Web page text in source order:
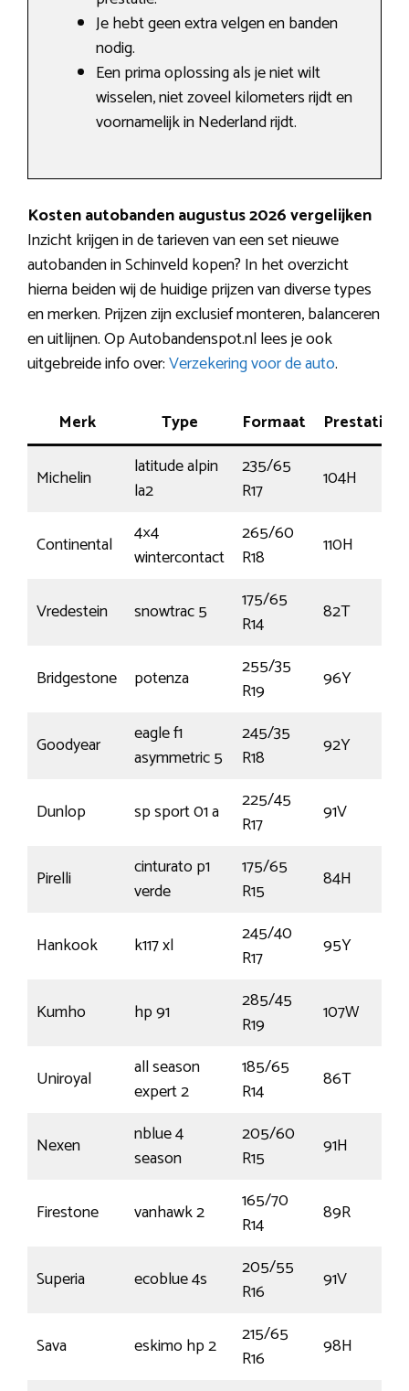
Je hebt geen extra velgen en banden
nodig.
Een prima oplossing als je niet wilt
wisselen, niet zoveel kilometers rijdt en
voornamelijk in Nederland rijdt.
Kosten autobanden augustus 2026 vergelijken
Inzicht krijgen in de tarieven van een set nieuwe
autobanden in Schinveld kopen? In het overzicht
hierna beiden wij de huidige prijzen van diverse types
en merken. Prijzen zijn exclusief monteren, balanceren
en uitlijnen. Op Autobandenspot.nl lees je ook
uitgebreide info over:Verzekering voor de auto.
Merk Type Formaat Prestatie
Michelin
latitude alpin
la2
235/65
R17
104H
Continental
4×4
wintercontact
265/60
R18
110H
Vredestein snowtrac 5
175/65
R14
82T
Bridgestone potenza
255/35
R19
96Y
Goodyear
eagle f1
asymmetric 5
245/35
R18
92Y
Dunlop sp sport 01 a
225/45
R17
91V
Pirelli
cinturato p1
verde
175/65
R15
84H
Hankook k117 xl
245/40
R17
95Y
Kumho hp 91
285/45
R19
107W
Uniroyal
all season
expert 2
185/65
R14
86T
Nexen
nblue 4
season
205/60
R15
91H
Firestone vanhawk 2
165/70
R14
89R
Superia ecoblue 4s
205/55
R16
91V
Sava eskimo hp 2
215/65
R16
98H